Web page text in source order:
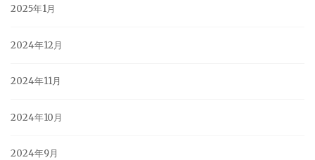
2025年1月
2024年12月
2024年11月
2024年10月
2024年9月